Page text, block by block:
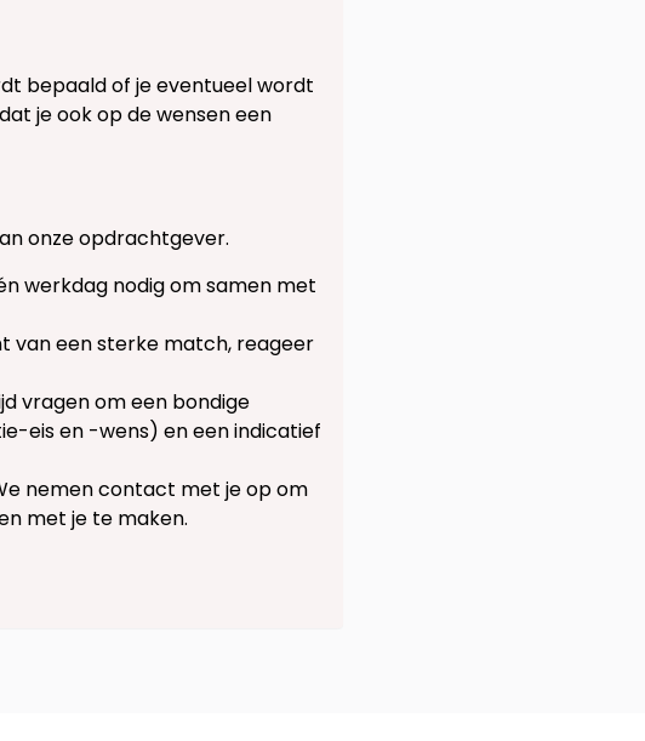
bepaald of je eventueel wordt
je ook op de wensen een
onze opdrachtgever.
werkdag nodig om samen met
van een sterke match, reageer
vragen om een bondige
eis en -wens) en een indicatief
nemen contact met je op om
met je te maken.